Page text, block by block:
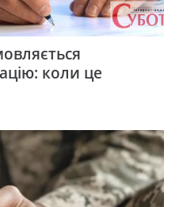
коли це